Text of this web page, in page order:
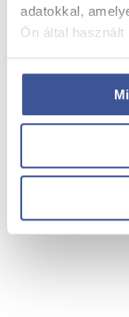
adatokkal,
Ön által
Read more